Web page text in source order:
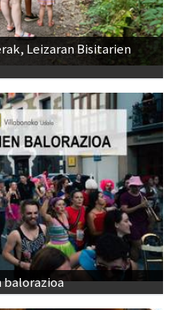
Leizaran Bisitarien
balorazioa